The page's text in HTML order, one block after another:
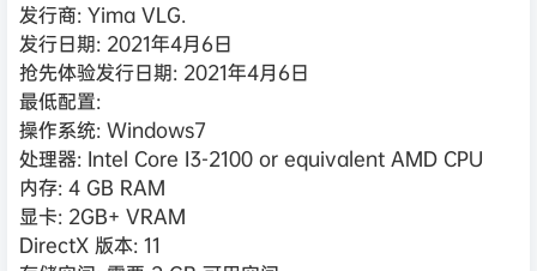
发行商: Yima VLG.
发行日期: 2021年4月6日
抢先体验发行日期: 2021年4月6日
最低配置:
操作系统: Windows7
处理器: Intel Core I3-2100 or equivalent AMD CPU
内存: 4 GB RAM
显卡: 2GB+ VRAM
DirectX 版本: 11